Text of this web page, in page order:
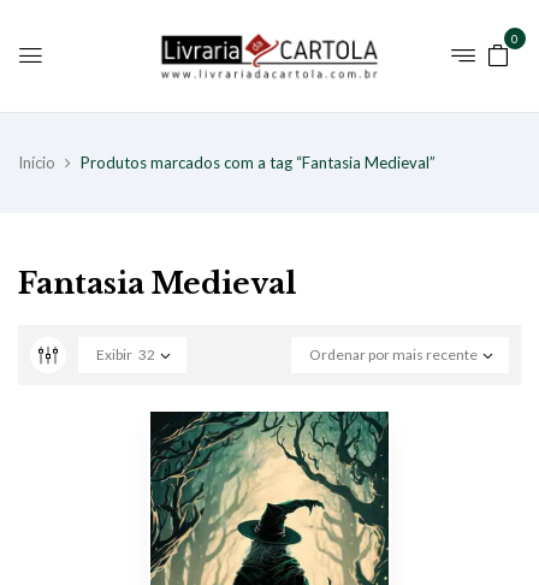
0
Início Produtos marcados com a tag “Fantasia Medieval”
Fantasia Medieval
Ordenar por mais recente
Exibir 32